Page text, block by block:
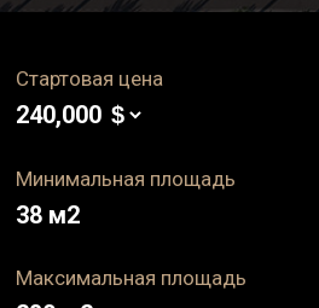
Стартовая цена
240,000
Минимальная площадь
38 м2
Максимальная площадь